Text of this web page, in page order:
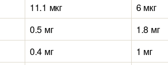
11.1 мкг
6 мкг
0.5 мг
1.8 мг
0.4 мг
1 мг